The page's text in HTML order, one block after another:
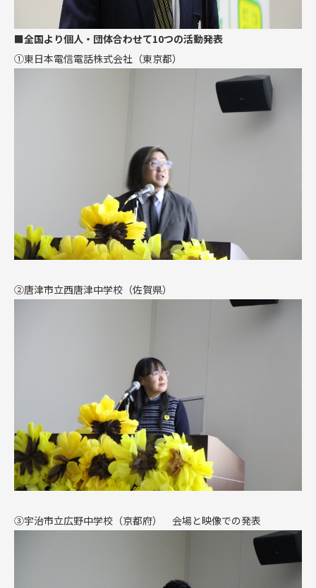
■全国より個人・団体合わせて10つの活動発表
①東日本電信電話株式会社（東京都）
②唐津市立西唐津中学校（佐賀県）
③宇治市立広野中学校（京都府） 会場と映像での発表